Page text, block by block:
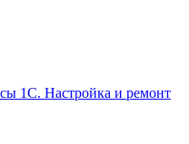
1С. Настройка и ремонт